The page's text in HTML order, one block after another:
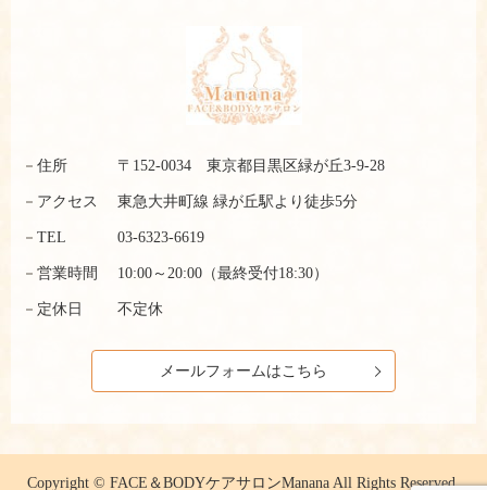
住所 〒152-0034 東京都目黒区緑が丘3-9-28
アクセス 東急大井町線 緑が丘駅より徒歩5分
TEL 03-6323-6619
営業時間 10:00～20:00（最終受付18:30）
定休日 不定休
メールフォームはこちら
Copyright © FACE＆BODYケアサロンManana All Rights Reserved.